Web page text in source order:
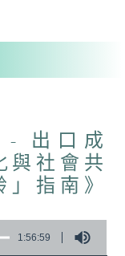
- 出口成
社會共
指南》
1:56:59